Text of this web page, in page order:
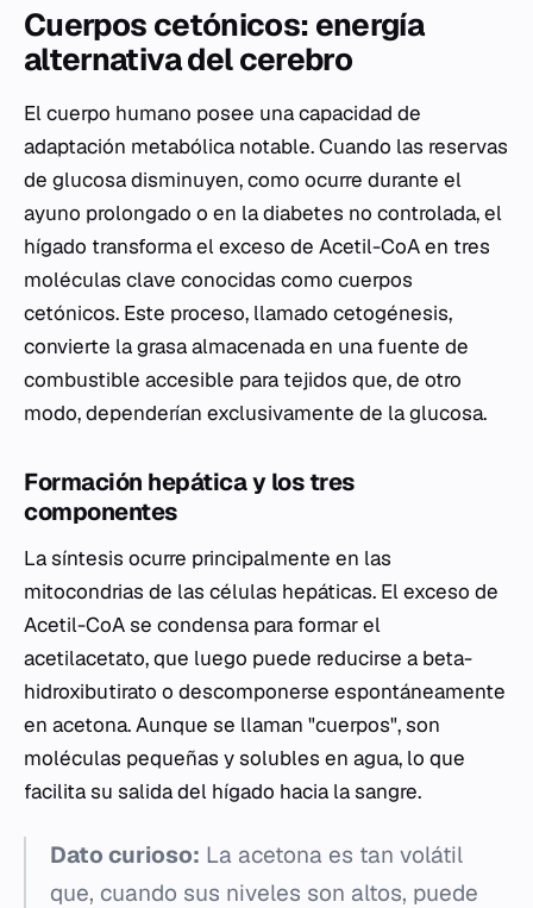
Cuerpos cetónicos: energía
alternativa del cerebro
El cuerpo humano posee una capacidad de
adaptación metabólica notable. Cuando las reservas
de glucosa disminuyen, como ocurre durante el
ayuno prolongado o en la diabetes no controlada, el
hígado transforma el exceso de Acetil-CoAen tres
moléculas clave conocidas como cuerpos
cetónicos. Este proceso, llamado cetogénesis,
convierte la grasa almacenada en una fuente de
combustible accesible para tejidos que, de otro
modo, dependerían exclusivamente de la glucosa.
Formación hepática y los tres
componentes
La síntesis ocurre principalmente en las
mitocondrias de las células hepáticas. El exceso de
Acetil-CoAse condensa para formar el
acetilacetato, que luego puede reducirse a beta-
hidroxibutirato o descomponerse espontáneamente
en acetona. Aunque se llaman "cuerpos", son
moléculas pequeñas y solubles en agua, lo que
facilita su salida del hígado hacia la sangre.
Dato curioso: La acetona es tan volátil
que, cuando sus niveles son altos, puede